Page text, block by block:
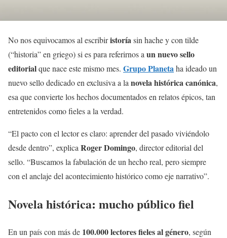
No nos equivocamos al escribiristoríasin hache y con tilde
(“historia” en griego) si es para referirnos a un nuevo sello
editorialque nace este mismo mes. Grupo Planetaha ideado un
nuevo sello dedicado en exclusiva a la novela histórica canónica,
esa que convierte los hechos documentados en relatos épicos, tan
entretenidos como fieles a la verdad.
“El pacto con el lector es claro: aprender del pasado viviéndolo
desde dentro”, explica Roger Domingo, director editorial del
sello. “Buscamos la fabulación de un hecho real, pero siempre
con el anclaje del acontecimiento histórico como eje narrativo”.
Novela histórica: mucho público fiel
En un país con más de 100.000 lectores fieles al género, según